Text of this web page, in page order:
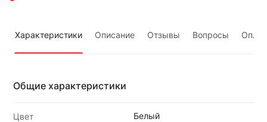
Характеристики Описание Отзывы Вопросы
Общие характеристики
Цвет Белый